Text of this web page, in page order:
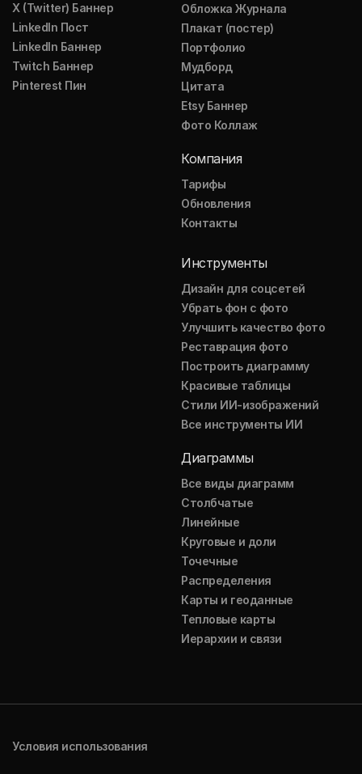
X (Twitter) Баннер
LinkedIn Пост
LinkedIn Баннер
Twitch Баннер
Pinterest Пин
Обложка Журнала
Плакат (постер)
Портфолио
Мудборд
Цитата
Etsy Баннер
Фото Коллаж
Компания
Тарифы
Обновления
Контакты
Инструменты
Дизайн для соцсетей
Убрать фон с фото
Улучшить качество фото
Реставрация фото
Построить диаграмму
Красивые таблицы
Стили ИИ-изображений
Все инструменты ИИ
Диаграммы
Все виды диаграмм
Столбчатые
Линейные
Круговые и доли
Точечные
Распределения
Карты и геоданные
Тепловые карты
Иерархии и связи
Условия использования